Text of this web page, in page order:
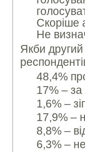
Скоріше
Не
Якби другий
48,4%
17% –
1,6% –
17,9% –
8,8% –
6,3% –